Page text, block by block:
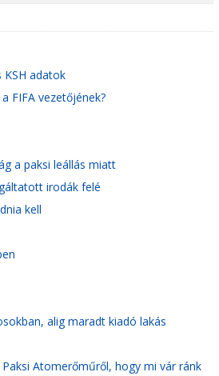
adatok
FIFA vezetőjének?
a paksi leállás miatt
irodák felé
kell
alig maradt kiadó lakás
Atomerőműről, hogy mi vár ránk